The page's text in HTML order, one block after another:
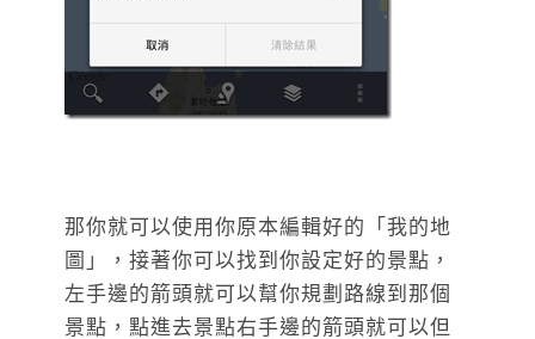
那你就可以使用你原本編輯好的「我的地
圖」，接著你可以找到你設定好的景點，
左手邊的箭頭就可以幫你規劃路線到那個
景點，點進去景點右手邊的箭頭就可以但